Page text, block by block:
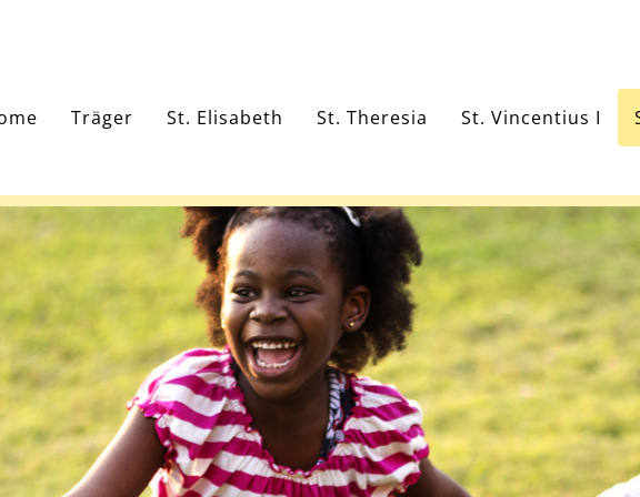
Träger St. Elisabeth St. Theresia St. Vincentius I